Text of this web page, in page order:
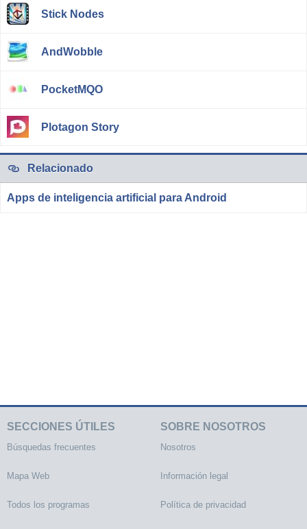
Stick Nodes
AndWobble
PocketMQO
Plotagon Story
Relacionado
Apps de inteligencia artificial para Android
SECCIONES ÚTILES
Búsquedas frecuentes
Mapa Web
Todos los programas
SOBRE NOSOTROS
Nosotros
Información legal
Política de privacidad